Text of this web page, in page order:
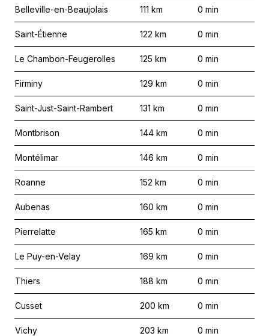
Belleville-en-Beaujolais 111 km 0 min
Saint-Étienne 122 km 0 min
Le Chambon-Feugerolles 125 km 0 min
Firminy 129 km 0 min
Saint-Just-Saint-Rambert 131 km 0 min
Montbrison 144 km 0 min
Montélimar 146 km 0 min
Roanne 152 km 0 min
Aubenas 160 km 0 min
Pierrelatte 165 km 0 min
Le Puy-en-Velay 169 km 0 min
Thiers 188 km 0 min
Cusset 200 km 0 min
Vichy 203 km 0 min